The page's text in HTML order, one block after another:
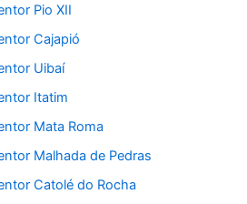
Pio XII
Cajapió
Uibaí
Itatim
Mata Roma
Malhada de Pedras
Catolé do Rocha